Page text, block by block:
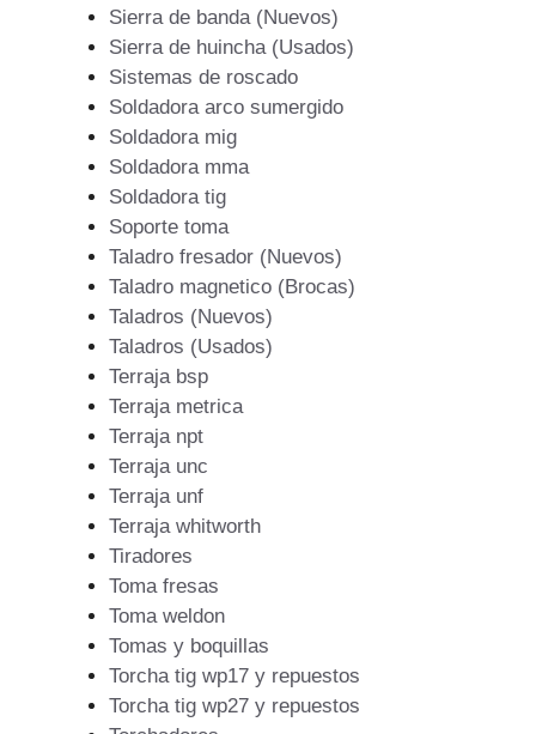
Sierra de banda (Nuevos)
Sierra de huincha (Usados)
Sistemas de roscado
Soldadora arco sumergido
Soldadora mig
Soldadora mma
Soldadora tig
Soporte toma
Taladro fresador (Nuevos)
Taladro magnetico (Brocas)
Taladros (Nuevos)
Taladros (Usados)
Terraja bsp
Terraja metrica
Terraja npt
Terraja unc
Terraja unf
Terraja whitworth
Tiradores
Toma fresas
Toma weldon
Tomas y boquillas
Torcha tig wp17 y repuestos
Torcha tig wp27 y repuestos